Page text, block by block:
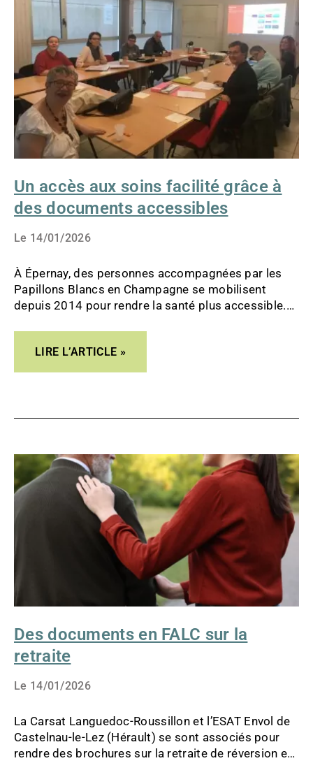
Un accès aux soins facilité grâce à
des documents accessibles
Le 14/01/2026
À Épernay, des personnes accompagnées par les
Papillons Blancs en Champagne se mobilisent
depuis 2014 pour rendre la santé plus accessible.
DES
DOCUMENTS
ACCESSIBLES
LIRE L’ARTICLE »
Des documents en FALC sur la
retraite
Le 14/01/2026
La Carsat Languedoc-Roussillon et l’ESAT Envol de
Castelnau-le-Lez (Hérault) se sont associés pour
rendre des brochures sur la retraite de réversion et
FALC
SUR
RETRAITE